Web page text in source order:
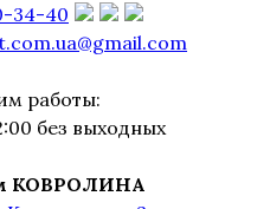
34-40
работы:
без выходных
КОВРОЛИНА